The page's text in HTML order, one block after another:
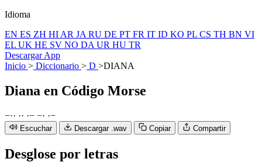
Idioma
EN ES ZH HI AR JA RU DE PT FR IT ID KO PL CS TH BN VI
EL UK HE SV NO DA UR HU TR
Descargar App
Inicio > Diccionario > D >DIANA
Diana en Código Morse
−·· ·· ·− −· ·−
Escuchar Descargar .wav Copiar Compartir
Desglose por letras